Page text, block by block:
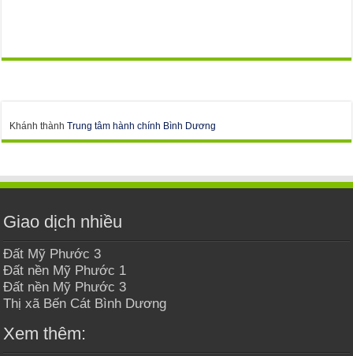
Khánh thànhTrung tâm hành chính Bình Dương
Giao dịch nhiều
Đất Mỹ Phước 3
Đất nền Mỹ Phước 1
Đất nền Mỹ Phước 3
Thị xã Bến Cát Bình Dương
Xem thêm: